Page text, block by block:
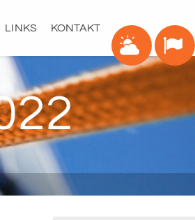
LINKS KONTAKT